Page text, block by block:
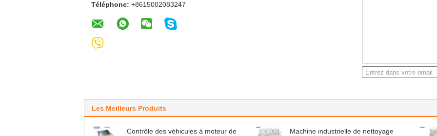
Téléphone: +8615002083247
Les Meilleurs Produits
Contrôle des véhicules à moteur de
Machine industrielle de nettoyage